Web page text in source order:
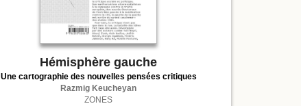
Hémisphère gauche
Une cartographie des nouvelles pensées critiques
Razmig Keucheyan
ZONES